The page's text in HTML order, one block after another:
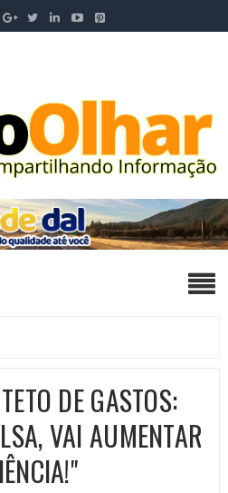
DE GASTOS:
VAI AUMENTAR